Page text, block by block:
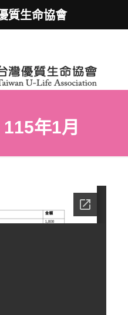
年1月
質生命協會